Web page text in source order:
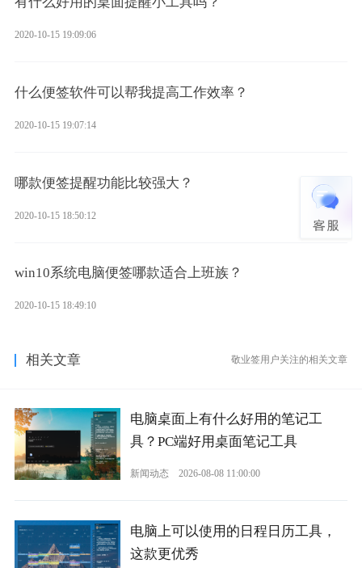
2020-10-15 19:09:06
什么便签软件可以帮我提高工作效率？
2020-10-15 19:07:14
哪款便签提醒功能比较强大？
2020-10-15 18:50:12
win10系统电脑便签哪款适合上班族？
2020-10-15 18:49:10
相关文章 敬业签用户关注的相关文章
电脑桌面上有什么好用的笔记工
具？PC端好用桌面笔记工具
新闻动态 2026-08-08 11:00:00
电脑上可以使用的日程日历工具，
这款更优秀